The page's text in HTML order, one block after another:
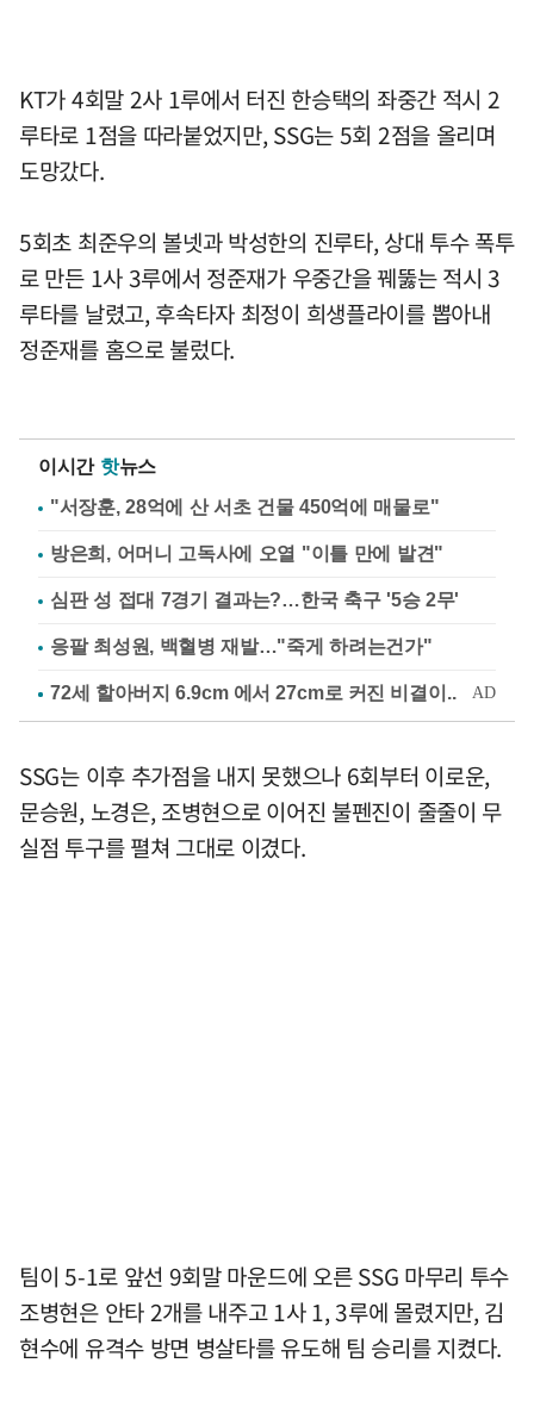
KT가 4회말 2사 1루에서 터진 한승택의 좌중간 적시 2
루타로 1점을 따라붙었지만, SSG는 5회 2점을 올리며
도망갔다.
5회초 최준우의 볼넷과 박성한의 진루타, 상대 투수 폭투
로 만든 1사 3루에서 정준재가 우중간을 꿰뚫는 적시 3
루타를 날렸고, 후속타자 최정이 희생플라이를 뽑아내
정준재를 홈으로 불렀다.
이시간 핫뉴스
"서장훈, 28억에 산 서초 건물 450억에 매물로"
방은희, 어머니 고독사에 오열 "이틀 만에 발견"
심판 성 접대 7경기 결과는?…한국 축구 '5승 2무'
응팔 최성원, 백혈병 재발…"죽게 하려는건가"
SSG는 이후 추가점을 내지 못했으나 6회부터 이로운,
문승원, 노경은, 조병현으로 이어진 불펜진이 줄줄이 무
실점 투구를 펼쳐 그대로 이겼다.
팀이 5-1로 앞선 9회말 마운드에 오른 SSG 마무리 투수
조병현은 안타 2개를 내주고 1사 1, 3루에 몰렸지만, 김
현수에 유격수 방면 병살타를 유도해 팀 승리를 지켰다.